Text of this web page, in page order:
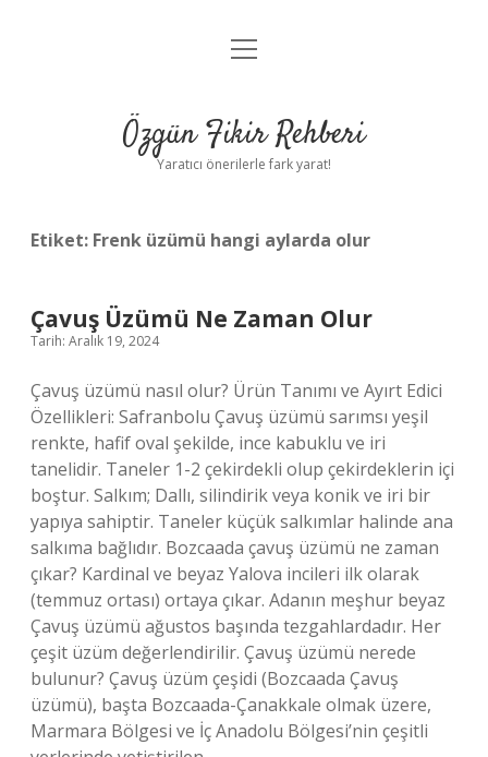
Gizlilik Politikası
Yasal Uyarı
menüyü
Özgün Fikir Rehberi
Yaratıcı önerilerle fark yarat!
Etiket: Frenk üzümü hangi aylarda olur
Çavuş Üzümü Ne Zaman Olur
Tarih: Aralık 19, 2024
Çavuş üzümü nasıl olur? Ürün Tanımı ve Ayırt Edici
Özellikleri: Safranbolu Çavuş üzümü sarımsı yeşil
renkte, hafif oval şekilde, ince kabuklu ve iri
tanelidir. Taneler 1-2 çekirdekli olup çekirdeklerin içi
boştur. Salkım; Dallı, silindirik veya konik ve iri bir
yapıya sahiptir. Taneler küçük salkımlar halinde ana
salkıma bağlıdır. Bozcaada çavuş üzümü ne zaman
çıkar? Kardinal ve beyaz Yalova incileri ilk olarak
(temmuz ortası) ortaya çıkar. Adanın meşhur beyaz
Çavuş üzümü ağustos başında tezgahlardadır. Her
çeşit üzüm değerlendirilir. Çavuş üzümü nerede
bulunur? Çavuş üzüm çeşidi (Bozcaada Çavuş
üzümü), başta Bozcaada-Çanakkale olmak üzere,
Marmara Bölgesi ve İç Anadolu Bölgesi’nin çeşitli